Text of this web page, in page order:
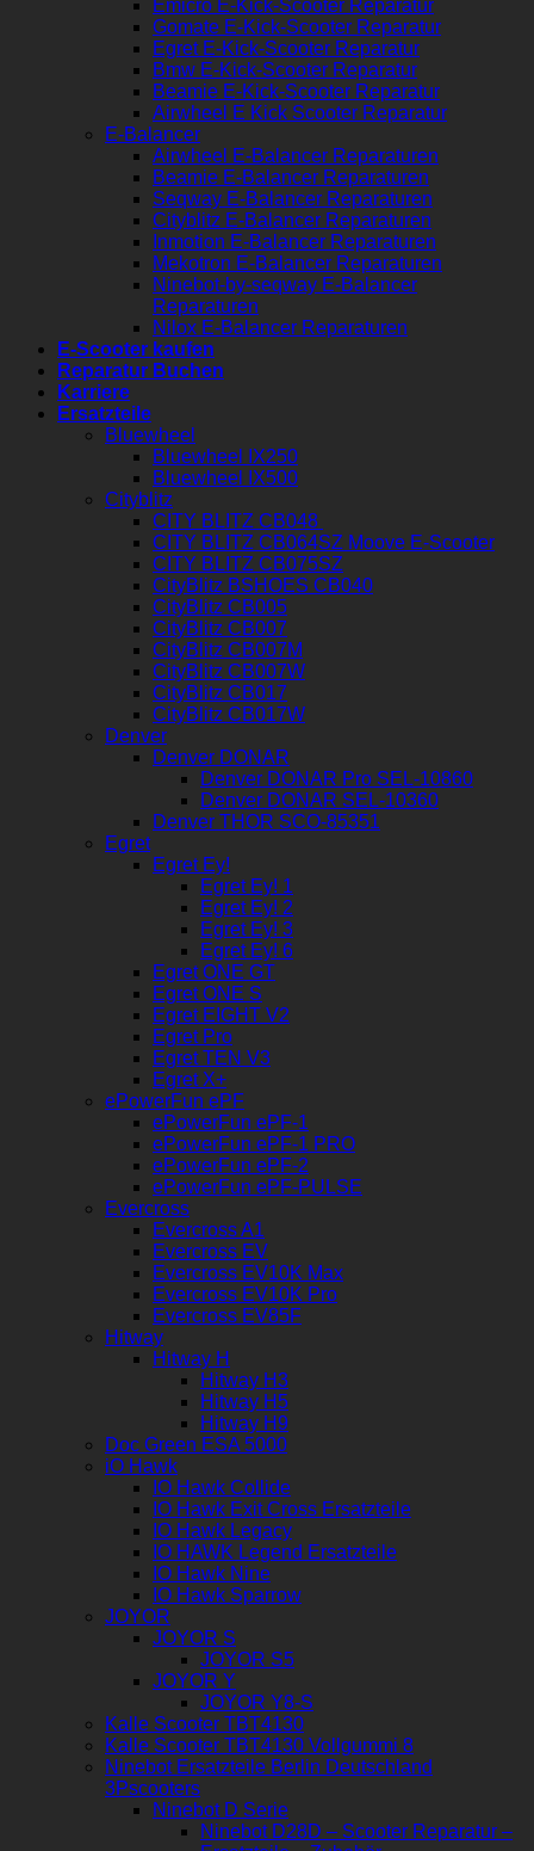
Emicro E-Kick-Scooter Reparatur
Gomate E-Kick-Scooter Reparatur
Egret E-Kick-Scooter Reparatur
Bmw E-Kick-Scooter Reparatur
Beamie E-Kick-Scooter Reparatur
Airwheel E Kick Scooter Reparatur
E-Balancer
Airwheel E-Balancer Reparaturen
Beamie E-Balancer Reparaturen
Seqway E-Balancer Reparaturen
Cityblitz E-Balancer Reparaturen
Inmotion E-Balancer Reparaturen
Mekotron E-Balancer Reparaturen
Ninebot-by-seqway E-Balancer
Reparaturen
Nilox E-Balancer Reparaturen
E-Scooter kaufen
Reparatur Buchen
Karriere
Ersatzteile
Bluewheel
Bluewheel IX250
Bluewheel IX500
Cityblitz
CITY BLITZ CB048
CITY BLITZ CB064SZ Moove E-Scooter
CITY BLITZ CB075SZ
CityBlitz BSHOES CB040
CityBlitz CB005
CityBlitz CB007
CityBlitz CB007M
CityBlitz CB007W
CityBlitz CB017
CityBlitz CB017W
Denver
Denver DONAR
Denver DONAR Pro SEL-10860
Denver DONAR SEL-10360
Denver THOR SCO-85351
Egret
Egret Ey!
Egret Ey! 1
Egret Ey! 2
Egret Ey! 3
Egret Ey! 6
Egret ONE GT
Egret ONE S
Egret EIGHT V2
Egret Pro
Egret TEN V3
Egret X+
ePowerFun ePF
ePowerFun ePF-1
ePowerFun ePF-1 PRO
ePowerFun ePF-2
ePowerFun ePF-PULSE
Evercross
Evercross A1
Evercross EV
Evercross EV10K Max
Evercross EV10K Pro
Evercross EV85F
Hitway
Hitway H
Hitway H3
Hitway H5
Hitway H9
Doc Green ESA 5000
iO Hawk
IO Hawk Collide
IO Hawk Exit Cross Ersatzteile
IO Hawk Legacy
IO HAWK Legend Ersatzteile
IO Hawk Nine
IO Hawk Sparrow
JOYOR
JOYOR S
JOYOR S5
JOYOR Y
JOYOR Y8-S
Kalle Scooter TBT4130
Kalle Scooter TBT4130 Vollgummi 8
Ninebot Ersatzteile Berlin Deutschland
3Pscooters
Ninebot D Serie
Ninebot D28D – Scooter Reparatur –